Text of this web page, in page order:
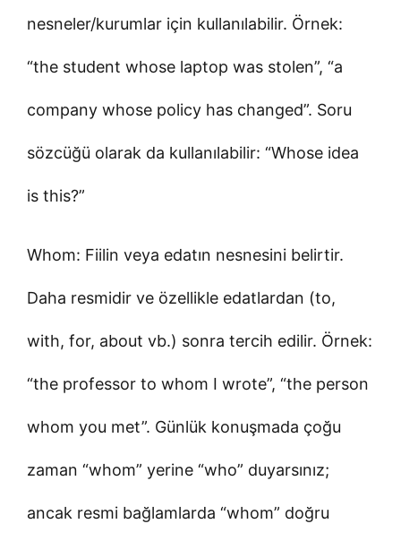
nesneler/kurumlar için kullanılabilir. Örnek:
“the student whose laptop was stolen”, “a
company whose policy has changed”. Soru
sözcüğü olarak da kullanılabilir: “Whose idea
is this?”
Whom: Fiilin veya edatın nesnesini belirtir.
Daha resmidir ve özellikle edatlardan (to,
with, for, about vb.) sonra tercih edilir. Örnek:
“the professor to whom I wrote”, “the person
whom you met”. Günlük konuşmada çoğu
zaman “whom” yerine “who” duyarsınız;
ancak resmi bağlamlarda “whom” doğru